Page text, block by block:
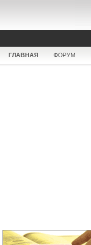
ГЛАВНАЯ ФОРУМ